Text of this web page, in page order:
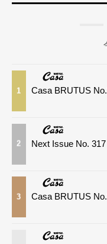
1 Casa BRUTUS
2 Next Issue No.
3 Casa BRUTUS